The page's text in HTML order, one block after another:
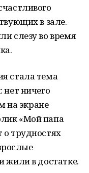
в зале.
слезу во время
стала тема
ничего
на экране
«Мой папа
о трудностях
жили в достатке.